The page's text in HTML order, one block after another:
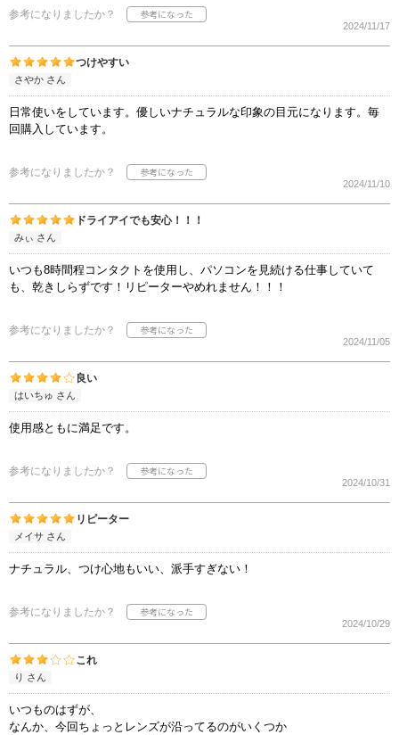
参考になりましたか？
2024/11/17
つけやすい
さやか さん
日常使いをしています。優しいナチュラルな印象の目元になります。毎
回購入しています。
参考になりましたか？
2024/11/10
ドライアイでも安心！！！
みぃ さん
いつも8時間程コンタクトを使用し、パソコンを見続ける仕事していて
も、乾きしらずです！リピーターやめれません！！！
参考になりましたか？
2024/11/05
良い
はいちゅ さん
使用感ともに満足です。
参考になりましたか？
2024/10/31
リピーター
メイサ さん
ナチュラル、つけ心地もいい、派手すぎない！
参考になりましたか？
2024/10/29
これ
り さん
いつものはずが、
なんか、今回ちょっとレンズが沿ってるのがいくつか